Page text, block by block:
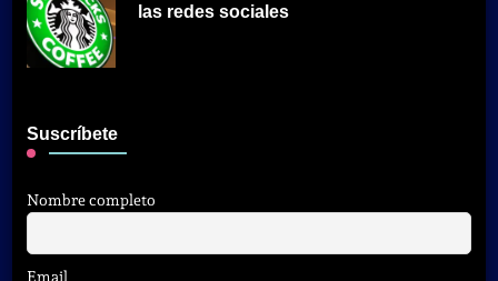
las redes sociales
Suscríbete
Nombre completo
Email